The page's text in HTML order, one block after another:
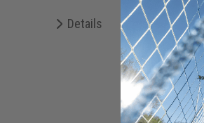
Details Merken
+ 0 Interessenten